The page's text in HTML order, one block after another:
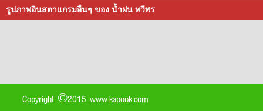
รูปภาพอินสตาแกรมอื่นๆ ของ น้ำฝน ทวีพร
Copyright ©2015 www.kapook.com